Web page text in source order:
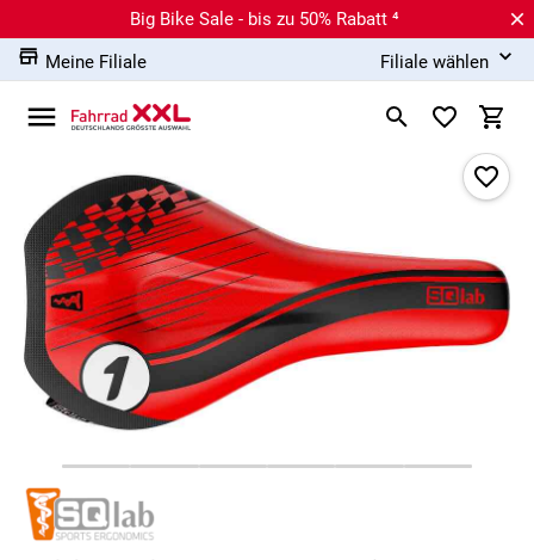
Big Bike Sale - bis zu 50% Rabatt ⁴
Meine Filiale
Filiale wählen